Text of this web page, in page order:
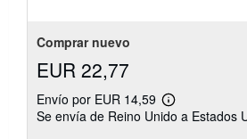
Comprar nuevo
EUR 22,77
Envío por EUR 14,59
Más
información
Se envía de Reino Unido a Estados